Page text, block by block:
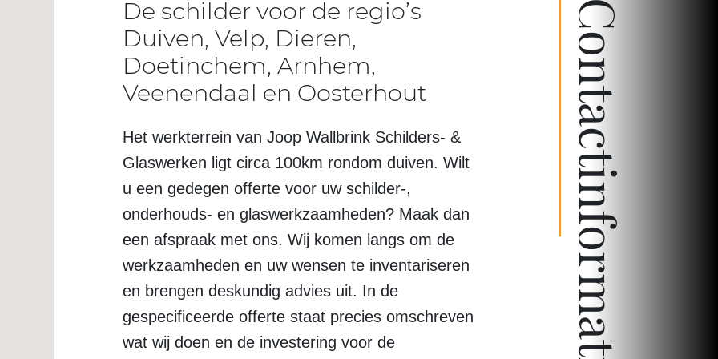
Contactinformatie
De schilder voor de regio’s
Duiven, Velp, Dieren,
Doetinchem, Arnhem,
Veenendaal en Oosterhout
Het werkterrein van Joop Wallbrink Schilders- &
Glaswerken ligt circa 100km rondom duiven. Wilt
u een gedegen offerte voor uw schilder-,
onderhouds- en glaswerkzaamheden? Maak dan
een afspraak met ons. Wij komen langs om de
werkzaamheden en uw wensen te inventariseren
en brengen deskundig advies uit. In de
gespecificeerde offerte staat precies omschreven
wat wij doen en de investering voor de